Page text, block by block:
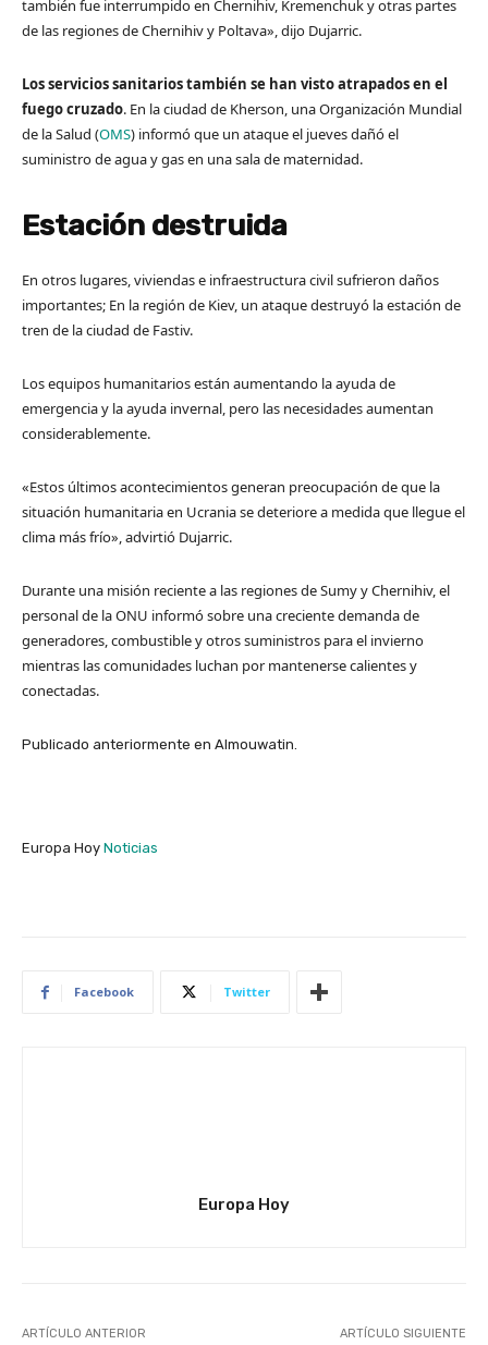
también fue interrumpido en Chernihiv, Kremenchuk y otras partes
de las regiones de Chernihiv y Poltava», dijo Dujarric.
Los servicios sanitarios también se han visto atrapados en el
fuego cruzado. En la ciudad de Kherson, una Organización Mundial
de la Salud (OMS) informó que un ataque el jueves dañó el
suministro de agua y gas en una sala de maternidad.
Estación destruida
En otros lugares, viviendas e infraestructura civil sufrieron daños
importantes; En la región de Kiev, un ataque destruyó la estación de
tren de la ciudad de Fastiv.
Los equipos humanitarios están aumentando la ayuda de
emergencia y la ayuda invernal, pero las necesidades aumentan
considerablemente.
«Estos últimos acontecimientos generan preocupación de que la
situación humanitaria en Ucrania se deteriore a medida que llegue el
clima más frío», advirtió Dujarric.
Durante una misión reciente a las regiones de Sumy y Chernihiv, el
personal de la ONU informó sobre una creciente demanda de
generadores, combustible y otros suministros para el invierno
mientras las comunidades luchan por mantenerse calientes y
conectadas.
Publicado anteriormente en Almouwatin.
Europa Hoy Noticias
Facebook Twitter
Europa Hoy
ARTÍCULO ANTERIOR ARTÍCULO SIGUIENTE